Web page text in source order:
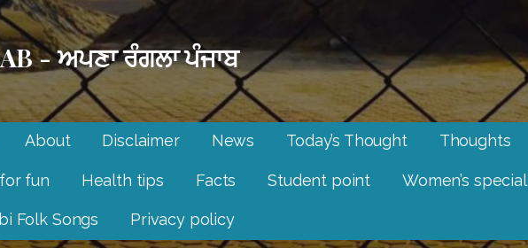
- ਅਪਣਾ ਰੰਗਲਾ ਪੰਜਾਬ
About Disclaimer News Today’s Thought Thoughts
fun Health tips Facts Student point Women’s special
Folk Songs Privacy policy